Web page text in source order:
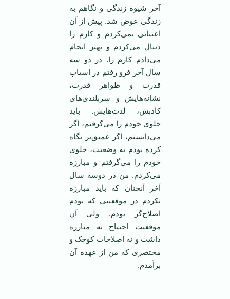
آخر شیوة زندگی و نگاهم به
زندگی عوض شد. پیش از آن
اعتنائی نمی‌کردم و کارم را
دنبال می‌کردم و بهتر انجام
می‌دادم کارم را. در دو سه
سال آخر فرو رفتم در اسباب
قدرت و ظواهر قدرت،
نشانه‌هایش و سربلندی‌های
کاذبش، لذت‌هایش. باید
جلوی خودم را می‌گرفتم، اگر
می‌دانستم، اگر عمیق‌تر نگاه
کرده بودم به وضعیت، جلوی
خودم را می‌گرفتم و مبارزه
می‌کردم. من در دوسه سال
آخر آنچنان که باید مبارزه
نکردم در موقعیتی که بودم
اصلاح‌گر بودم. ولی آن
موقعیت احتیاج به مبارزه
داشت و نه اصلاحات کوچک و
مختصری که من از عهده آن
برآمدم.